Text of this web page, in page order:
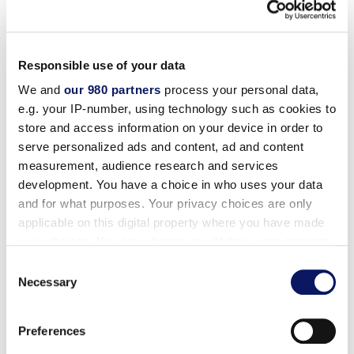
Responsible use of your data
We and our 980 partners process your personal data,
e.g. your IP-number, using technology such as cookies to
store and access information on your device in order to
serve personalized ads and content, ad and content
measurement, audience research and services
development. You have a choice in who uses your data
and for what purposes. Your privacy choices are only
applicable on this digital property where you have made
the Privacy trigger icon.
Find out more about how your personal data is processed
and set your preferences in the
Selection
Necessary
Preferences
(Valeur $14.99)
bénéficient d'une connexion Internet sans fil à haut
débit dans leur chambre et d'un accès quotidien
aux espaces de relaxation balinais du Mandara Spa
(Valeur 20 $)
Location quotidienne de Swan Paddleboat.
25 $)
Cours quotidiens de fitness dirigés par un
(Valeur 20
Crédit de jeu Lagoon Games, Lanes & Eats(valeur